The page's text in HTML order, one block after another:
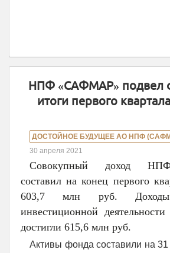
НПФ «САФМАР» подвел
итоги первого
ДОСТОЙНОЕ БУДУЩЕЕ АО НПФ
30 апреля 2021
Совокупный доход
составил на конец первого
603,7 млн руб.
инвестиционной
достигли 615,6 млн руб.
Активы фонда составили на